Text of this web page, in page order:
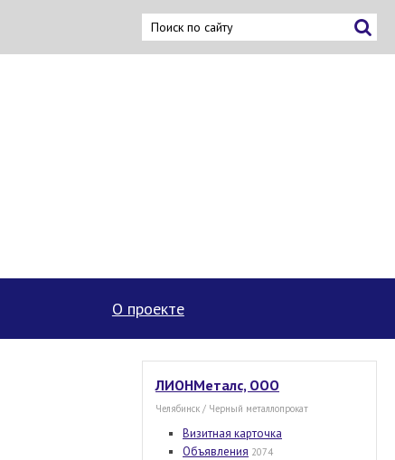
О проекте
ЛИОНМеталс, ООО
Челябинск / Черный металлопрокат
Визитная карточка
Объявления 2074